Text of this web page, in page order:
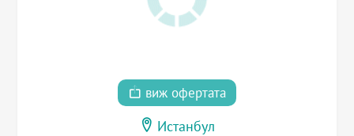
виж офертата
Истанбул